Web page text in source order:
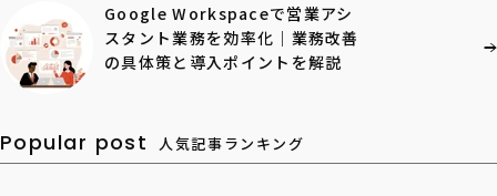
Google Workspaceで営業アシ
スタント業務を効率化｜業務改善
の具体策と導入ポイントを解説
Popular post 人気記事ランキング